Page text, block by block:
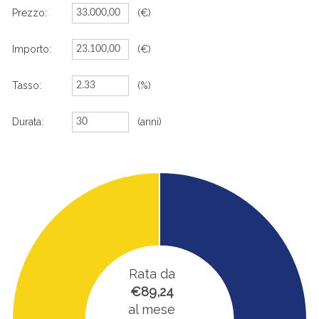
Prezzo: (€)
Importo: (€)
Tasso: (%)
Durata: (anni)
Rata da
€89,24
al mese